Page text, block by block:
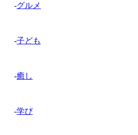
-グルメ
-子ども
-癒し
-学び